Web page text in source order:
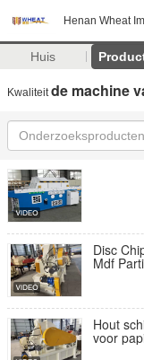
Henan Wheat
Huis
Kwaliteitde machine
Disc
Mdf
Hout
voor